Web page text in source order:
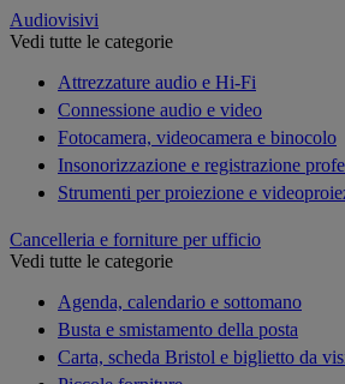
Audiovisivi
Vedi tutte le categorie
Attrezzature audio e Hi-Fi
Connessione audio e video
Fotocamera, videocamera e binocolo
Insonorizzazione e registrazione
Strumenti per proiezione e
Cancelleria e forniture per ufficio
Vedi tutte le categorie
Agenda, calendario e sottomano
Busta e smistamento della posta
Carta, scheda Bristol e biglietto da